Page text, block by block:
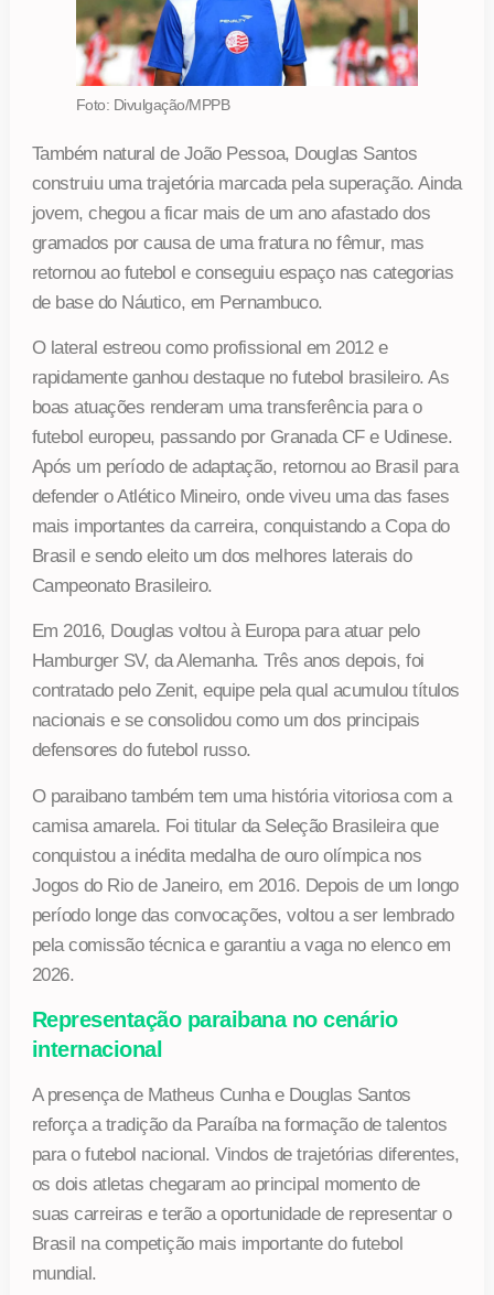
Foto: Divulgação/MPPB
Também natural de João Pessoa, Douglas Santos
construiu uma trajetória marcada pela superação. Ainda
jovem, chegou a ficar mais de um ano afastado dos
gramados por causa de uma fratura no fêmur, mas
retornou ao futebol e conseguiu espaço nas categorias
de base do Náutico, em Pernambuco.
O lateral estreou como profissional em 2012 e
rapidamente ganhou destaque no futebol brasileiro. As
boas atuações renderam uma transferência para o
futebol europeu, passando por Granada CF e Udinese.
Após um período de adaptação, retornou ao Brasil para
defender o Atlético Mineiro, onde viveu uma das fases
mais importantes da carreira, conquistando a Copa do
Brasil e sendo eleito um dos melhores laterais do
Campeonato Brasileiro.
Em 2016, Douglas voltou à Europa para atuar pelo
Hamburger SV, da Alemanha. Três anos depois, foi
contratado pelo Zenit, equipe pela qual acumulou títulos
nacionais e se consolidou como um dos principais
defensores do futebol russo.
O paraibano também tem uma história vitoriosa com a
camisa amarela. Foi titular da Seleção Brasileira que
conquistou a inédita medalha de ouro olímpica nos
Jogos do Rio de Janeiro, em 2016. Depois de um longo
período longe das convocações, voltou a ser lembrado
pela comissão técnica e garantiu a vaga no elenco em
2026.
Representação paraibana no cenário
internacional
A presença de Matheus Cunha e Douglas Santos
reforça a tradição da Paraíba na formação de talentos
para o futebol nacional. Vindos de trajetórias diferentes,
os dois atletas chegaram ao principal momento de
suas carreiras e terão a oportunidade de representar o
Brasil na competição mais importante do futebol
mundial.